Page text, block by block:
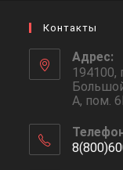
Контакты
Адрес:
194100,
А, пом.